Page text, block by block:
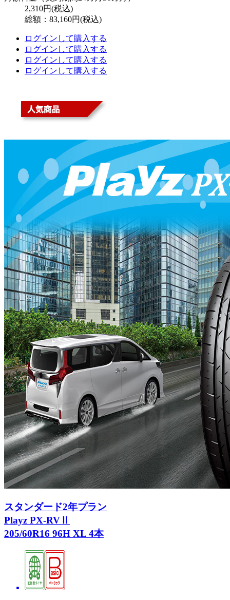
2,310円(税込)
総額：83,160円(税込)
ログインして購入する
ログインして購入する
ログインして購入する
ログインして購入する
スタンダード2年プラン
Playz PX-RVⅡ
205/60R16 96H XL 4本